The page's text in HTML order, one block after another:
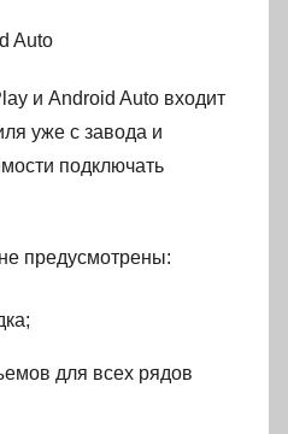
Auto
и Android Auto входит
уже с завода и
подключать
предусмотрены:
для всех рядов